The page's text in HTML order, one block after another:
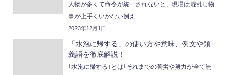
人物が多くて命令が統一されないと、現場は混乱し物
事が上手くいかない例え...
2023年12月1日
「水泡に帰する」の使い方や意味、例文や類
義語を徹底解説！
｢水泡に帰する｣とは｢それまでの苦労や努力が全て無